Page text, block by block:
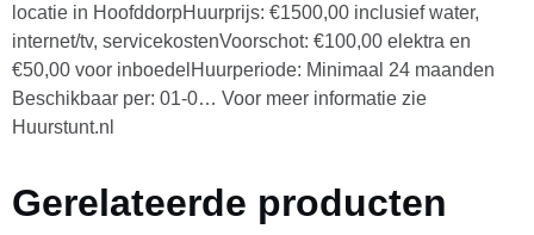
locatie in HoofddorpHuurprijs: €1500,00 inclusief water,
internet/tv, servicekostenVoorschot: €100,00 elektra en
€50,00 voor inboedelHuurperiode: Minimaal 24 maanden
Beschikbaar per: 01-0… Voor meer informatie zie
Huurstunt.nl
Gerelateerde producten